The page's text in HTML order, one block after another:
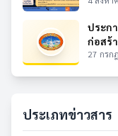
ประก
ก่อสร้
27 กรก
ประเภทข่าวสาร